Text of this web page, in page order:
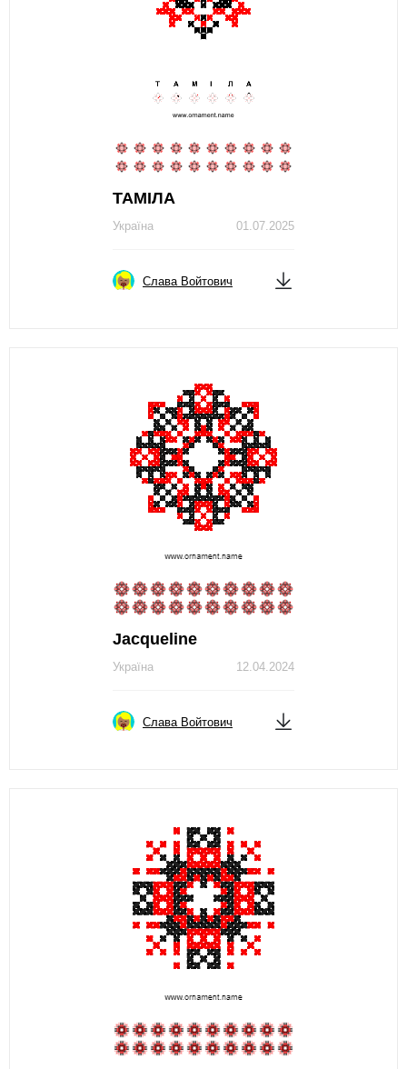
ТАМІЛА
01.07.2025
Україна
Слава Войтович
Jacqueline
12.04.2024
Україна
Слава Войтович